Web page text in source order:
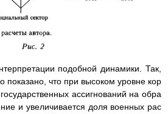
подобной динамики. Так,
показано, что при высоком уровне кор
ассигнований на обра
и увеличивается доля военных рас